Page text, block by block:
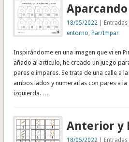
18/05/2022 |
entorno ,Par/Impar
Inspirándome en una imagen que vi en
añado al artículo, he creado un juego
pares e impares. Se trata de una calle a
ambos lados y numerarlas con pares a
izquierda. …
Anterior y
18/05/2022 |